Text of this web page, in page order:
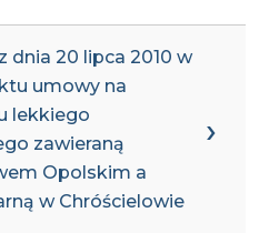
dnia 20 lipca 2010 w
umowy na
lekkiego
zawieraną
Opolskim a
w Chróścielowie